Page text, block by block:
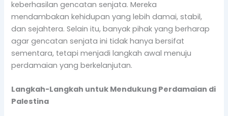
keberhasilan gencatan senjata. Mereka
mendambakan kehidupan yang lebih damai, stabil,
dan sejahtera. Selain itu, banyak pihak yang berharap
agar gencatan senjata ini tidak hanya bersifat
sementara, tetapi menjadi langkah awal menuju
perdamaian yang berkelanjutan.
Langkah-Langkah untuk Mendukung Perdamaian di
Palestina